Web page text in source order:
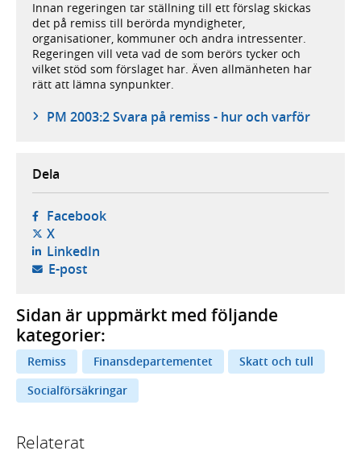
Innan regeringen tar ställning till ett förslag skickas
det på remiss till berörda myndigheter,
organisationer, kommuner och andra intressenter.
Regeringen vill veta vad de som berörs tycker och
vilket stöd som förslaget har. Även allmänheten har
rätt att lämna synpunkter.
PM 2003:2 Svara på remiss - hur och varför
Dela
Facebook- öppnas i ny flik, extern webbplats,
X- öppnas i ny flik, extern webbplats,
LinkedIn- öppnas i ny flik, extern webbplats,
E-post- öppnar din e-postklient,
Sidan är uppmärkt med följande
kategorier:
Remiss Finansdepartementet
Skatt och tull
Socialförsäkringar
Relaterat